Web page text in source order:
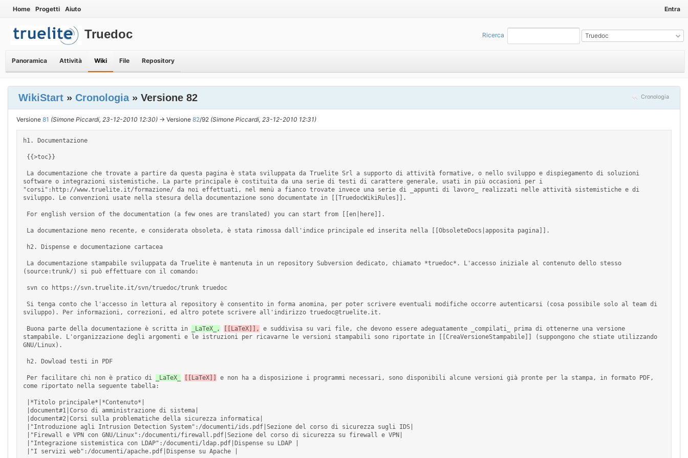
Entra
Home Progetti Aiuto
Ricerca Truedoc
Truedoc
Panoramica Attività Wiki File Repository
Cronologia
WikiStart » Cronologia» Versione 82
Versione 81 (Simone Piccardi, 23-12-2010 12:30) → Versione 82/92 (Simone Piccardi, 23-12-2010 12:31)
h1. Documentazione
software o integrazioni sistemistiche. La parte principale è costituita da una serie di testi di carattere generale, usati in più occasioni per i
"corsi":http://www.truelite.it/formazione/ da noi effettuati, nel menù a fianco trovate invece una serie di _appunti di lavoro_ realizzati nelle attività sistemistiche e di
sviluppo. Le convenzioni usate nella stesura della documentazione sono documentate in [[TruedocWikiRules]].
(source:trunk/) si può effettuare con il comando:
sviluppo). Per informazioni, correzioni, ed altro potete scrivere all'indirizzo truedoc@truelite.it.
Buona parte della documentazione è scritta in _LaTeX_, [[LaTeX]],
e suddivisa su vari file, che devono essere adeguatamente _compilati_ prima di ottenerne una versione
stampabile. L'organizzazione degli argomenti e le istruzioni per ricavarne le versioni stampabili sono riportate in [[CreaVersioneStampabile]] (suppongono che stiate utilizzando
GNU/Linux).
Per facilitare chi non è pratico di _LaTeX_ [[LaTeX]]
e non ha a disposizione i programmi necessari, sono disponibili alcune versioni già pronte per la stampa, in formato PDF,
come riportato nella seguente tabella: